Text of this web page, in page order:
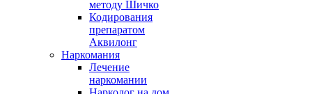
методу Шичко
Кодирования
препаратом
Аквилонг
Наркомания
Лечение
наркомании